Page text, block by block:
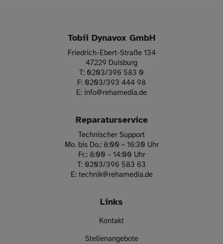
Tobii Dynavox GmbH
Friedrich-Ebert-Straße 134
47229 Duisburg
T: 0203/396 583 0
F: 0203/393 444 98
E: info@rehamedia.de
Reparaturservice
Technischer Support
Mo. bis Do.: 8:00 – 16:30 Uhr
Fr.: 8:00 – 14:00 Uhr
T: 0203/396 583 63
E: technik@rehamedia.de
Links
Kontakt
Stellenangebote